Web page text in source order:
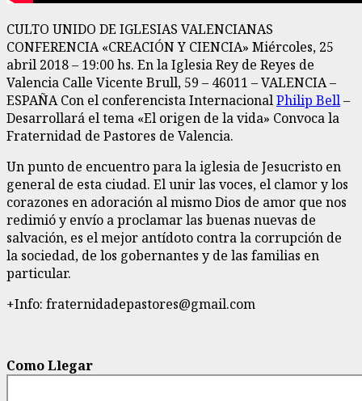
CULTO UNIDO DE IGLESIAS VALENCIANAS
CONFERENCIA «CREACIÓN Y CIENCIA» Miércoles, 25
abril 2018 – 19:00 hs. En la Iglesia Rey de Reyes de
Valencia Calle Vicente Brull, 59 – 46011 – VALENCIA –
ESPAÑA Con el conferencista InternacionalPhilip Bell–
Desarrollará el tema «El origen de la vida» Convoca la
Fraternidad de Pastores de Valencia.
Un punto de encuentro para la iglesia de Jesucristo en
general de esta ciudad. El unir las voces, el clamor y los
corazones en adoración al mismo Dios de amor que nos
redimió y envío a proclamar las buenas nuevas de
salvación, es el mejor antídoto contra la corrupción de
la sociedad, de los gobernantes y de las familias en
particular.
+Info: fraternidadepastores@gmail.com
Como Llegar